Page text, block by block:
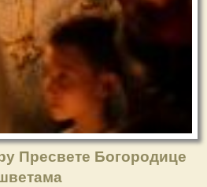
Пресвете Богородице